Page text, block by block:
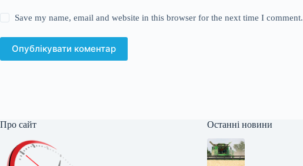
Save my name, email and website in this browser for the next time I comment.
Опублікувати коментар
Про сайт Останні новини